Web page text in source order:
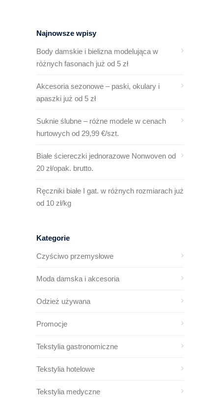
Najnowsze wpisy
Body damskie i bielizna modelująca w
różnych fasonach już od 5 zł
Akcesoria sezonowe – paski, okulary i
apaszki już od 5 zł
Suknie ślubne – różne modele w cenach
hurtowych od 29,99 €/szt.
Białe ściereczki jednorazowe Nonwoven od
20 zł/opak. brutto.
Ręczniki białe I gat. w różnych rozmiarach już
od 10 zł/kg
Kategorie
Czyściwo przemysłowe
Moda damska i akcesoria
Odzież używana
Promocje
Tekstylia gastronomiczne
Tekstylia hotelowe
Tekstylia medyczne